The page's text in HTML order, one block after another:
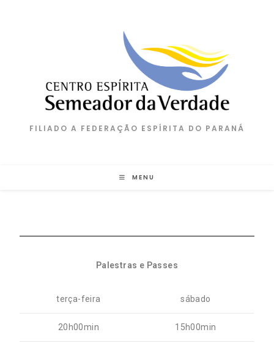
FILIADO A FEDERAÇÃO ESPÍRITA DO PARANÁ
MENU
Palestras e Passes
terça-feira sábado
20h00min 15h00min